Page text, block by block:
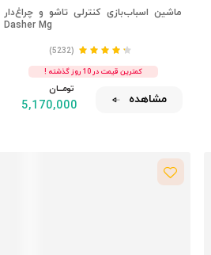
ماشین اسباب‌بازی کنترلی تاشو و چراغ‌دار
Dasher Mg
(5232)
کمترین قیمت در 10 روز گذشته !
تومــــــان
5,170,000 مشاهده